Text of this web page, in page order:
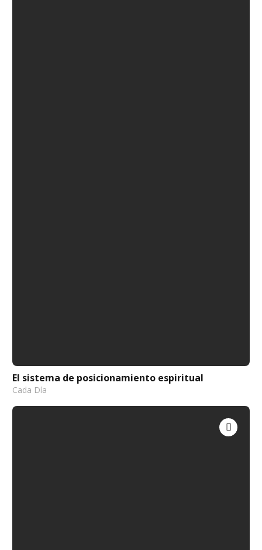
El sistema de posicionamiento espiritual
Cada Día